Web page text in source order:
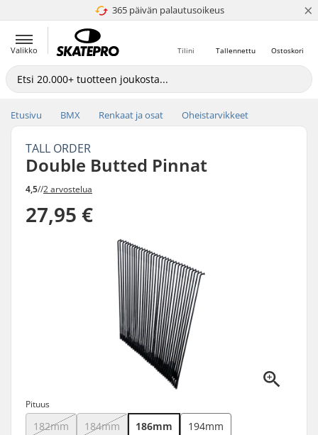
365 päivän palautusoikeus
4.8 / 5 ×
Valikko Ostoskori
Tallennettu
Tilini
Etusivu BMX Renkaat ja osat Oheistarvikkeet
TALL ORDER
Double Butted Pinnat
4,5//2 arvostelua
27,95 €
Pituus
182mm 184mm 186mm 194mm